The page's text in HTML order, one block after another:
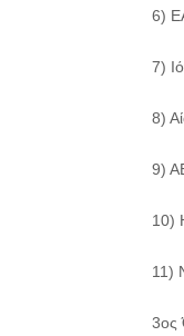
6)
7)
8)
9)
3ος